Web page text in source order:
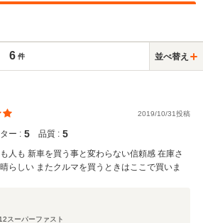
6 件 並べ替え
2019/10/31投稿
ー : 5 品質 : 5
人も 新車を買う事と変わらない信頼感 在庫さ
らしい またクルマを買うときはここで買いま
スーパーファスト